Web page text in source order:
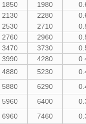
1850 1980
2130 2280
2530 2710
2760 2960
3470 3730
3990 4280
4880 5230
5880 6290
5960 6400
6960 7460